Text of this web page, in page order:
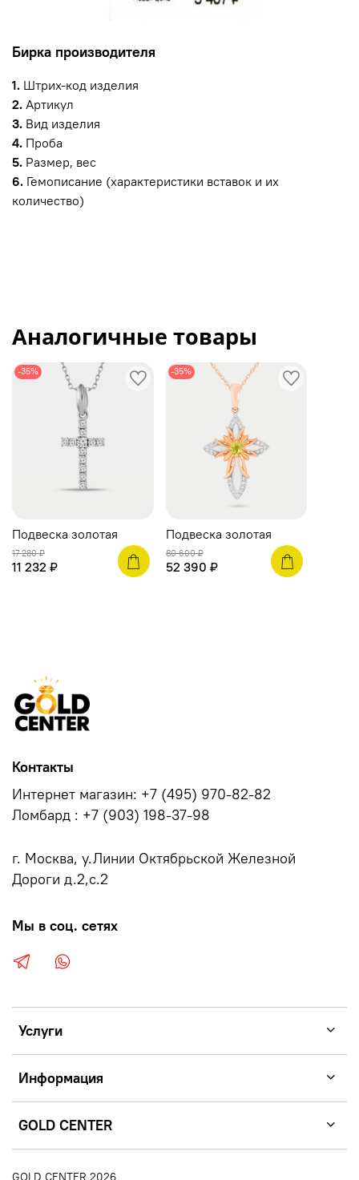
Бирка производителя
1. Штрих-код изделия
2. Артикул
3. Вид изделия
4. Проба
5. Размер, вес
6. Гемописание (характеристики вставок и их
количество)
Аналогичные товары
-35%
Подвеска золотая
17 280 ₽
11 232 ₽
-35%
Подвеска золотая
80 600 ₽
52 390 ₽
Услуги
Информация
GOLD CENTER
Контакты
Интернет магазин: +7 (495) 970-82-82
Ломбард : +7 (903) 198-37-98
г. Москва, у.Линии Октябрьской Железной
Дороги д.2,с.2
Мы в соц. сетях
GOLD CENTER 2026